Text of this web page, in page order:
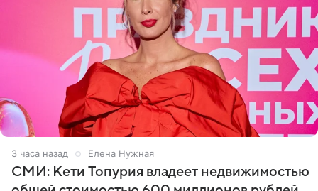
3 часа назад Елена Нужная
СМИ: Кети Топурия владеет недвижимостью